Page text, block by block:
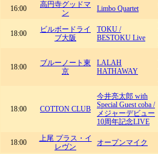
16:00
高円寺グッドマ
ン
Limbo Quartet
18:00
ビルボードライ
ブ大阪
TOKU /
BESTOKU Live
18:00
ブルーノート東
京
LALAH
HATHAWAY
18:00 COTTON CLUB
今井亮太郎 with
Special Guest coba /
メジャーデビュー
10周年記念LIVE
18:00
上尾 プラス・イ
レヴン
オープンマイク